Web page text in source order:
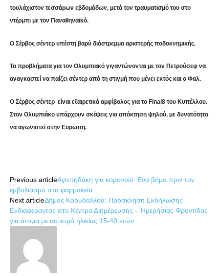
τουλάχιστον τεσσάρων εβδομάδων, μετά τον τραυματισμό του στο
ντέρμπι με τον Παναθηναϊκό.
Ο Σέρβος σέντερ υπέστη βαρύ διάστρεμμα αριστερής ποδοκνημικής.
Τα προβλήματα για τον Ολυμπιακό γιγαντώνονται με τον Πετρούσεφ να
αναγκαστεί να παίζει σέντερ από τη στιγμή που μένει εκτός και ο Φαλ.
Ο Σέρβος σέντερ είναι εξαιρετικά αμφίβολος για το Final8 του Κυπέλλου.
Στον Ολυμπιάκο υπάρχουν σκέψεις για απόκτηση ψηλού, με δυνατότητα
να αγωνιστεί στην Ευρώπη.
Previous articleΑγαπηδάκη για κορονοϊό: Ενα βήμα πριν τον
εμβολιασμό στα φαρμακεία
Next articleΔήμος Κορυδαλλού: Πρόσκληση Εκδήλωσης
Ενδιαφέροντος στο Κέντρο Διημέρευσης – Ημερήσιας Φροντίδας
για άτομα με αυτισμό ηλικίας 15-40 ετών